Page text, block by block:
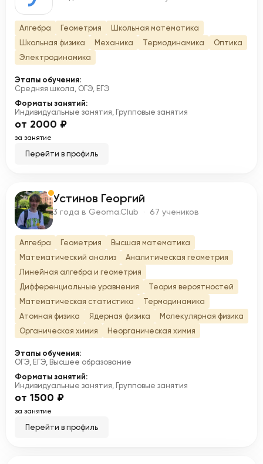
Алгебра Геометрия
Школьная математика
Школьная физика
Механика Термодинамика
Оптика
Электродинамика
Этапы обучения:
Средняя школа, ОГЭ, ЕГЭ
Форматы занятий:
Индивидуальные занятия, Групповые занятия
от 2000 ₽
за занятие
Перейти в профиль
У Устинов Георгий
3 года в Geoma.Club · 67 учеников
Алгебра Геометрия
Высшая математика
Математический анализ
Аналитическая геометрия
Линейная алгебра и геометрия
Дифференциальные уравнения
Теория вероятностей
Математическая статистика
Термодинамика
Атомная физика
Ядерная физика
Молекулярная физика
Органическая химия
Неорганическая химия
Этапы обучения:
ОГЭ, ЕГЭ, Высшее образование
Форматы занятий:
Индивидуальные занятия, Групповые занятия
от 1500 ₽
за занятие
Перейти в профиль